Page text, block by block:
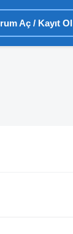
Aç / Kayıt Ol